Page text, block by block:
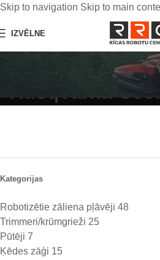
Skip to navigation Skip to main
IZVĒLNE
Meklēšanas
“Husqvarna
Kategorijas
Robotizētie zāliena pļāvēji 48
Trimmeri/krūmgrieži 25
Pūtēji 7
Ķēdes zāģi 15